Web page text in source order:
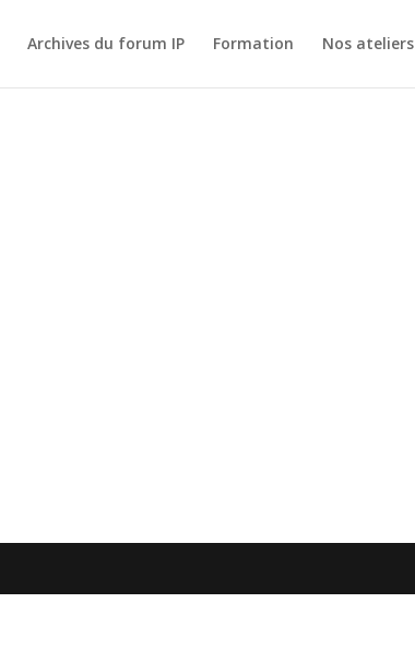
Archives du forum IP Formation Nos ateliers